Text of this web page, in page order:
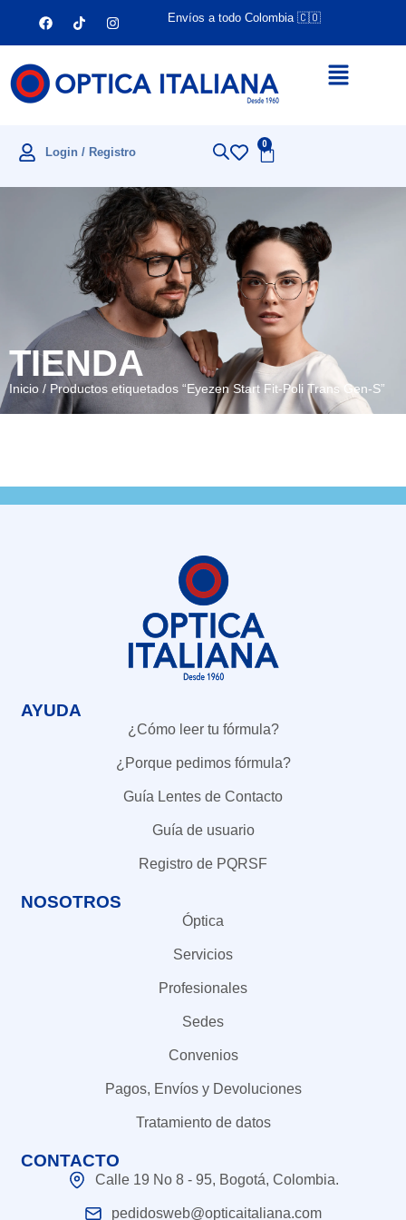
Envíos a todo Colombia 🇨🇴
Login / Registro
0
TIENDA
Inicio / Productos etiquetados “Eyezen Start Fit-Poli Trans Gen-S”
AYUDA
¿Cómo leer tu fórmula?
¿Porque pedimos fórmula?
Guía Lentes de Contacto
Guía de usuario
Registro de PQRSF
NOSOTROS
Óptica
Servicios
Profesionales
Sedes
Convenios
Pagos, Envíos y Devoluciones
Tratamiento de datos
CONTACTO
Calle 19 No 8 - 95, Bogotá, Colombia.
pedidosweb@opticaitaliana.com